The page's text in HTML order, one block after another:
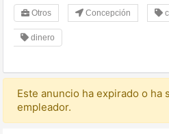
Otros Concepción
dinero
Este anuncio ha expirado o ha
empleador.